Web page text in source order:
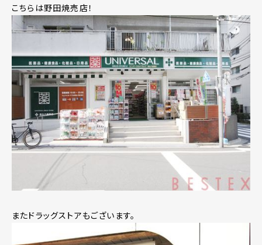
こちらは野田焼売店！
またドラッグストアもございます。